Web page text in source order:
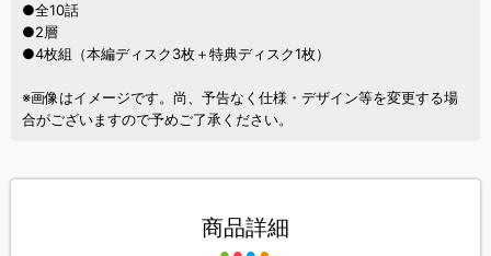
●全10話
●2層
●4枚組（本編ディスク3枚＋特典ディスク1枚）
※画像はイメージです。尚、予告なく仕様・デザイン等を変更する場
合がございますので予めご了承ください。
商品詳細